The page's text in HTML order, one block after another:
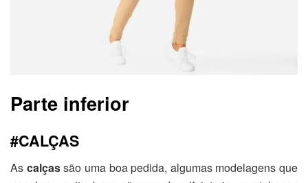
Parte inferior
#CALÇAS
As calçassão uma boa pedida, algumas modelagens que